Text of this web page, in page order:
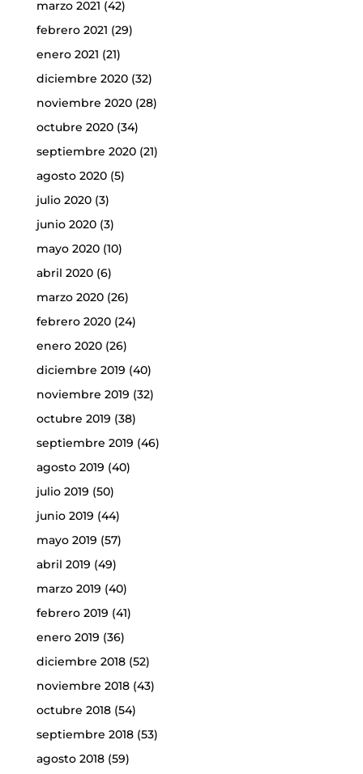
marzo 2021 (42)
febrero 2021 (29)
enero 2021 (21)
diciembre 2020(32)
noviembre 2020(28)
octubre 2020(34)
septiembre 2020(21)
agosto 2020(5)
julio 2020(3)
junio 2020(3)
mayo 2020(10)
abril 2020(6)
marzo 2020(26)
febrero 2020(24)
enero 2020(26)
diciembre 2019 (40)
noviembre 2019 (32)
octubre 2019 (38)
septiembre 2019 (46)
agosto 2019 (40)
julio 2019 (50)
junio 2019 (44)
mayo 2019 (57)
abril 2019 (49)
marzo 2019 (40)
febrero 2019 (41)
enero 2019 (36)
diciembre 2018(52)
noviembre 2018(43)
octubre 2018(54)
septiembre 2018(53)
agosto 2018(59)